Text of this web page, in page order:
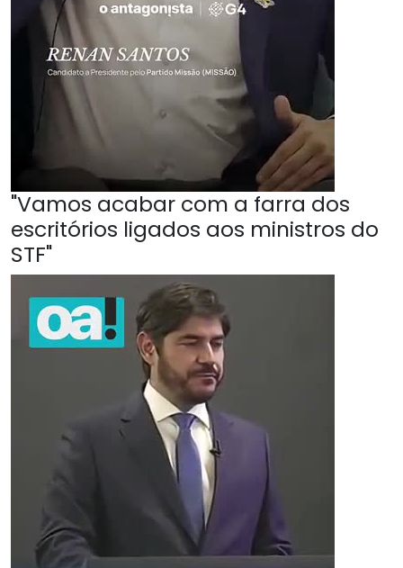
"Vamos acabar com a farra dos
escritórios ligados aos ministros do
STF"